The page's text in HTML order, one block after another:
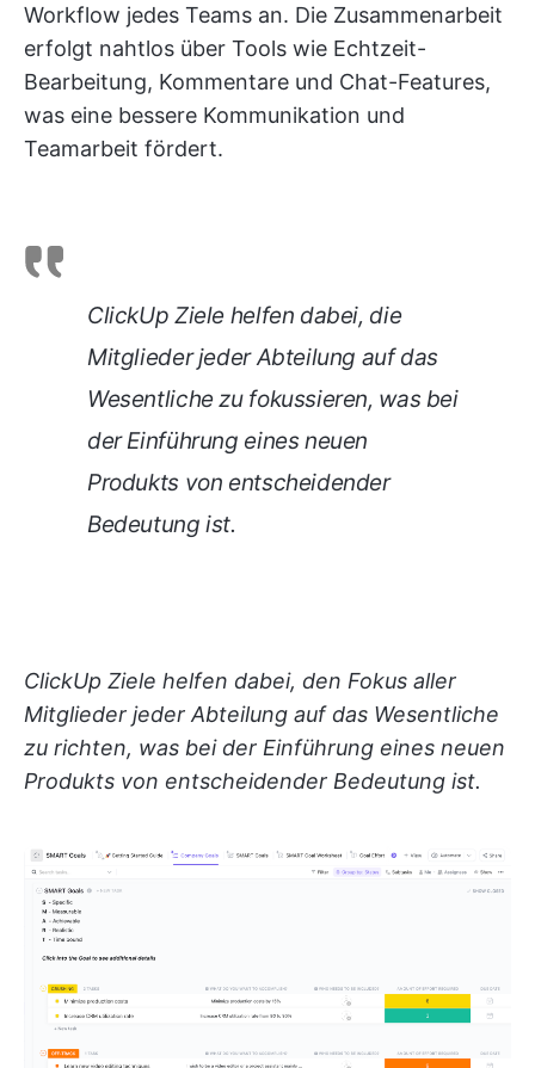
Workflow jedes Teams an. Die Zusammenarbeit
erfolgt nahtlos über Tools wie Echtzeit-
Bearbeitung, Kommentare und Chat-Features,
was eine bessere Kommunikation und
Teamarbeit fördert.
ClickUp Ziele helfen dabei, die
Mitglieder jeder Abteilung auf das
Wesentliche zu fokussieren, was bei
der Einführung eines neuen
Produkts von entscheidender
Bedeutung ist.
ClickUp Ziele helfen dabei, den Fokus aller
Mitglieder jeder Abteilung auf das Wesentliche
zu richten, was bei der Einführung eines neuen
Produkts von entscheidender Bedeutung ist.